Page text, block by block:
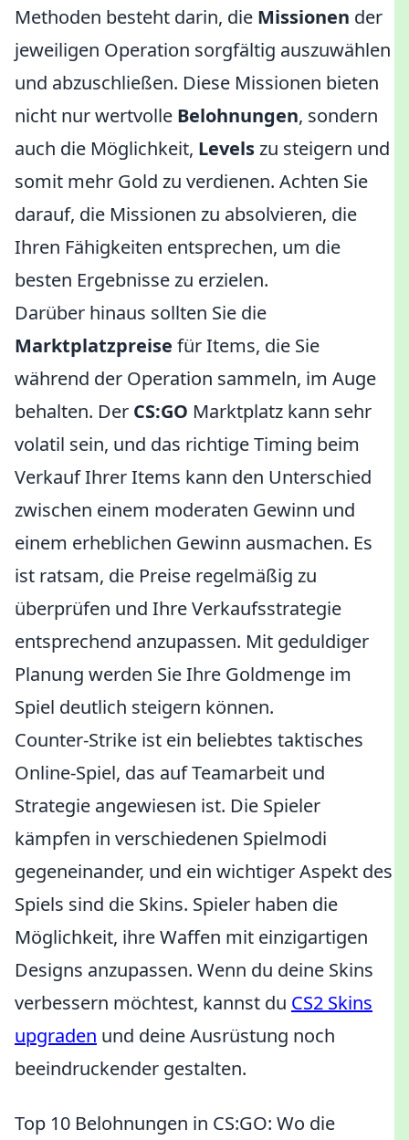
Methoden besteht darin, die Missionen der
jeweiligen Operation sorgfältig auszuwählen
und abzuschließen. Diese Missionen bieten
nicht nur wertvolle Belohnungen, sondern
auch die Möglichkeit, Levelszu steigern und
somit mehr Gold zu verdienen. Achten Sie
darauf, die Missionen zu absolvieren, die
Ihren Fähigkeiten entsprechen, um die
besten Ergebnisse zu erzielen.
Darüber hinaus sollten Sie die
Marktplatzpreise für Items, die Sie
während der Operation sammeln, im Auge
behalten. Der CS:GO Marktplatz kann sehr
volatil sein, und das richtige Timing beim
Verkauf Ihrer Items kann den Unterschied
zwischen einem moderaten Gewinn und
einem erheblichen Gewinn ausmachen. Es
ist ratsam, die Preise regelmäßig zu
überprüfen und Ihre Verkaufsstrategie
entsprechend anzupassen. Mit geduldiger
Planung werden Sie Ihre Goldmenge im
Spiel deutlich steigern können.
Counter-Strike ist ein beliebtes taktisches
Online-Spiel, das auf Teamarbeit und
Strategie angewiesen ist. Die Spieler
kämpfen in verschiedenen Spielmodi
gegeneinander, und ein wichtiger Aspekt des
Spiels sind die Skins. Spieler haben die
Möglichkeit, ihre Waffen mit einzigartigen
Designs anzupassen. Wenn du deine Skins
verbessern möchtest, kannst du CS2 Skins
upgraden und deine Ausrüstung noch
beeindruckender gestalten.
Top 10 Belohnungen in CS:GO: Wo die